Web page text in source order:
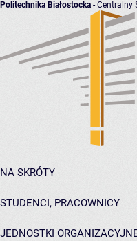
Politechnika Białostocka - Centralny
NA SKRÓTY
STUDENCI, PRACOWNICY
JEDNOSTKI